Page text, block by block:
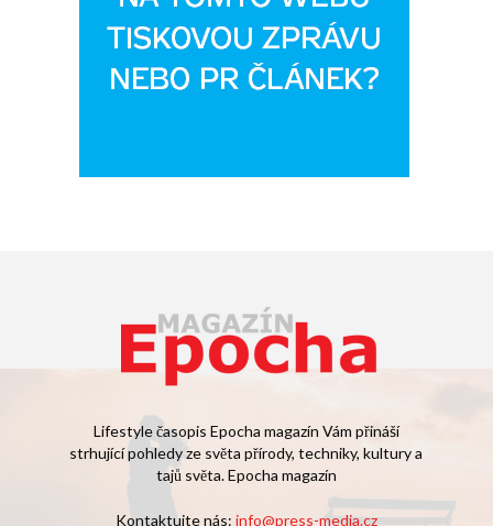
Lifestyle časopis Epocha magazín Vám přináší
strhující pohledy ze světa přírody, techniky, kultury a
tajů světa. Epocha magazín
Kontaktujte nás: info@press-media.cz